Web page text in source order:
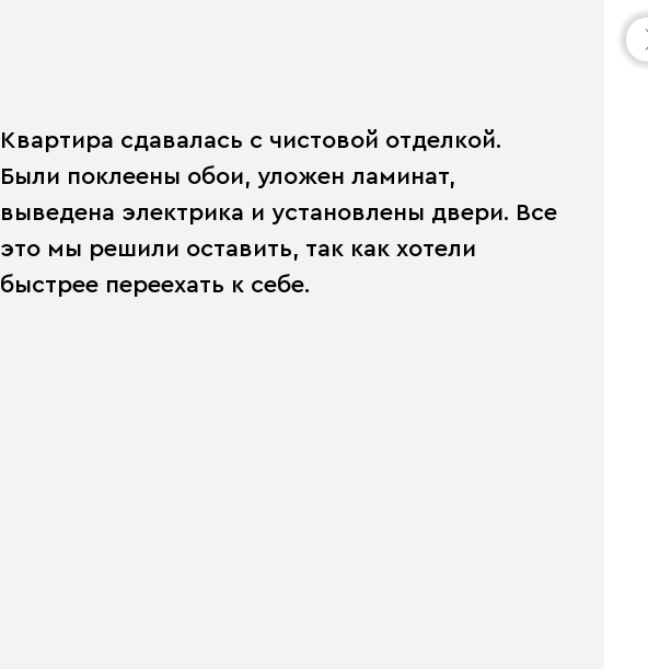
Квартира сдавалась с чистовой отделкой.
Были поклеены обои, уложен ламинат,
выведена электрика и установлены двери. Все
это мы решили оставить, так как хотели
быстрее переехать к себе.